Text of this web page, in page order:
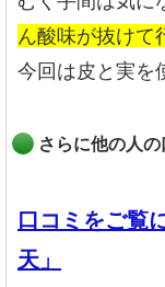
ん酸味が抜けて
今回は皮と実を
さらに他の人
口コミをご覧
天」